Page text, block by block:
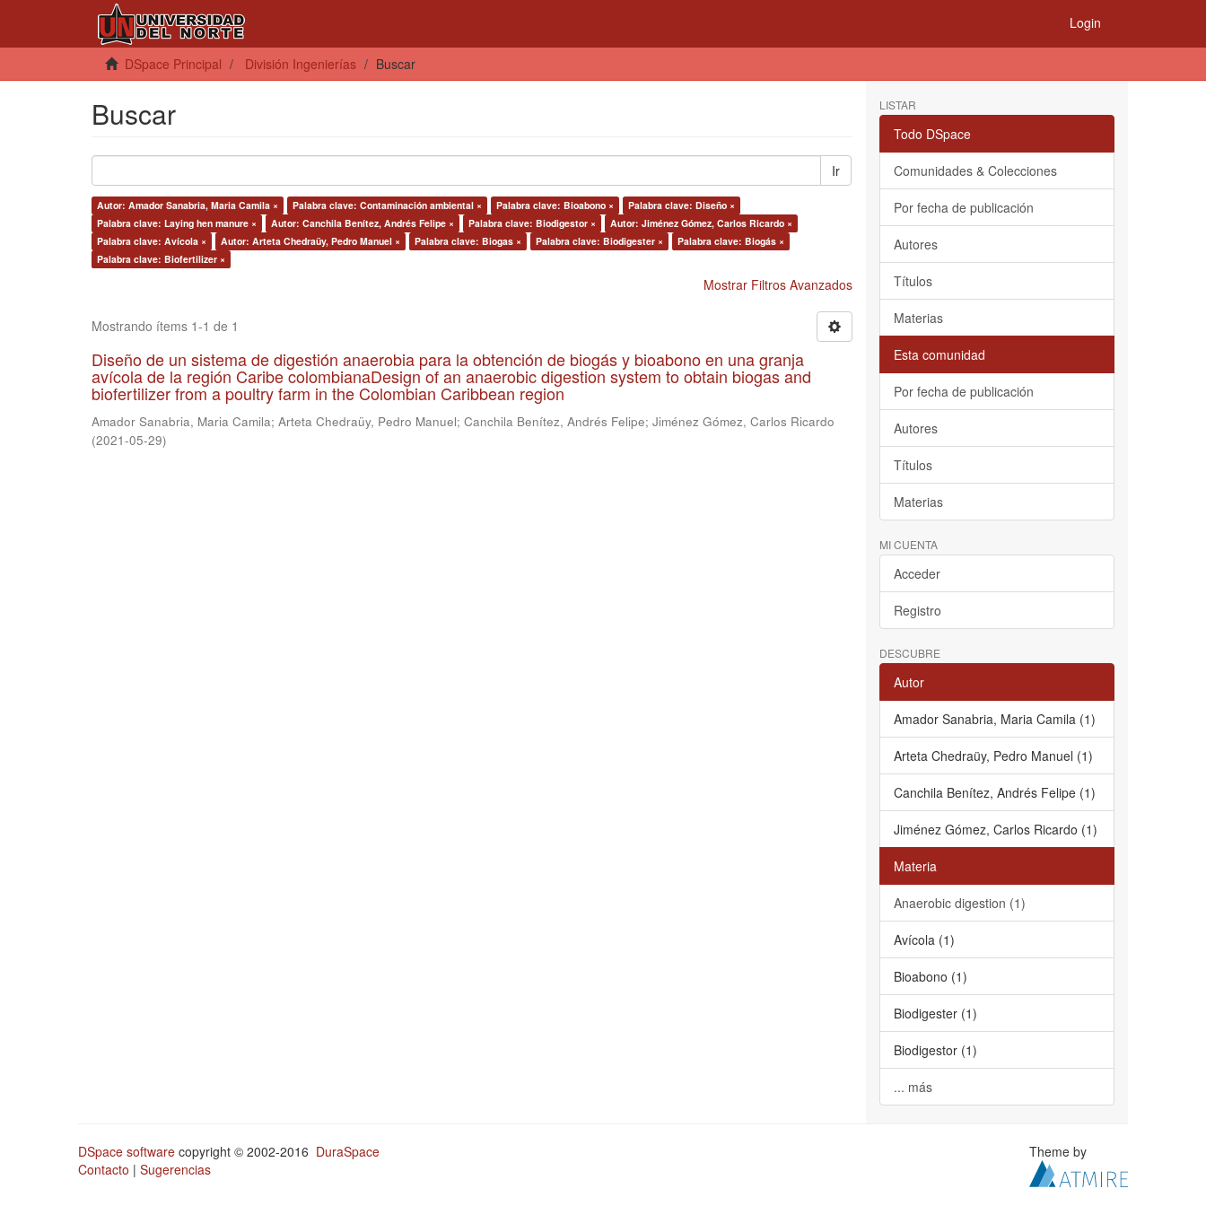
Login
DSpace Principal División Ingenierías Buscar
Buscar
Ir
Autor: Amador Sanabria, Maria Camila × Palabra clave: Contaminación ambiental × Palabra clave: Bioabono ×
Palabra clave: Diseño ×
Palabra clave: Laying hen manure ×
Autor: Canchila Benítez, Andrés Felipe × Palabra clave: Biodigestor ×
Autor: Jiménez Gómez, Carlos Ricardo ×
Palabra clave: Avícola ×
Autor: Arteta Chedraüy, Pedro Manuel × Palabra clave: Biogas × Palabra clave: Biodigester ×
Palabra clave: Biogás ×
Palabra clave: Biofertilizer ×
Mostrar Filtros Avanzados
Mostrando ítems 1-1 de 1
Diseño de un sistema de digestión anaerobia para la obtención de biogás y bioabono en una granja
avícola de la región Caribe colombianaDesign of an anaerobic digestion system to obtain biogas and
biofertilizer from a poultry farm in the Colombian Caribbean region
Amador Sanabria, Maria Camila; Arteta Chedraüy, Pedro Manuel; Canchila Benítez, Andrés Felipe; Jiménez Gómez, Carlos Ricardo
(2021-05-29)
LISTAR
Todo DSpace
Comunidades & Colecciones
Por fecha de publicación
Autores
Títulos
Materias
Esta comunidad
Por fecha de publicación
Autores
Títulos
Materias
MI CUENTA
Acceder
Registro
DESCUBRE
Autor
Amador Sanabria, Maria Camila (1)
Arteta Chedraüy, Pedro Manuel (1)
Canchila Benítez, Andrés Felipe (1)
Jiménez Gómez, Carlos Ricardo (1)
Materia
Anaerobic digestion (1)
Avícola (1)
Bioabono (1)
Biodigester (1)
Biodigestor (1)
... más
DSpace software copyright © 2002-2016 DuraSpace
Contacto | Sugerencias
Theme by